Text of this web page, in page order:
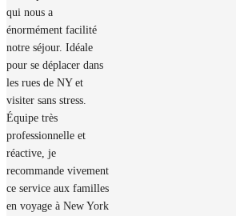
qui nous a
énormément facilité
notre séjour. Idéale
pour se déplacer dans
les rues de NY et
visiter sans stress.
Équipe très
professionnelle et
réactive, je
recommande vivement
ce service aux familles
en voyage à New York